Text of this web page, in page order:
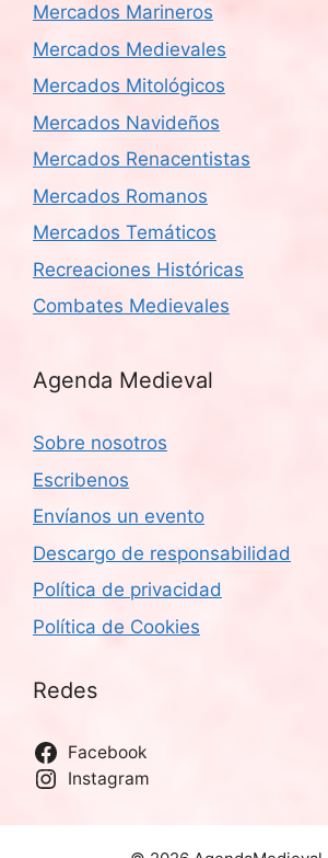
Mercados Marineros
Mercados Medievales
Mercados Mitológicos
Mercados Navideños
Mercados Renacentistas
Mercados Romanos
Mercados Temáticos
Recreaciones Históricas
Combates Medievales
Agenda Medieval
Sobre nosotros
Escribenos
Envíanos un evento
Descargo de responsabilidad
Política de privacidad
Política de Cookies
Redes
Facebook
Instagram